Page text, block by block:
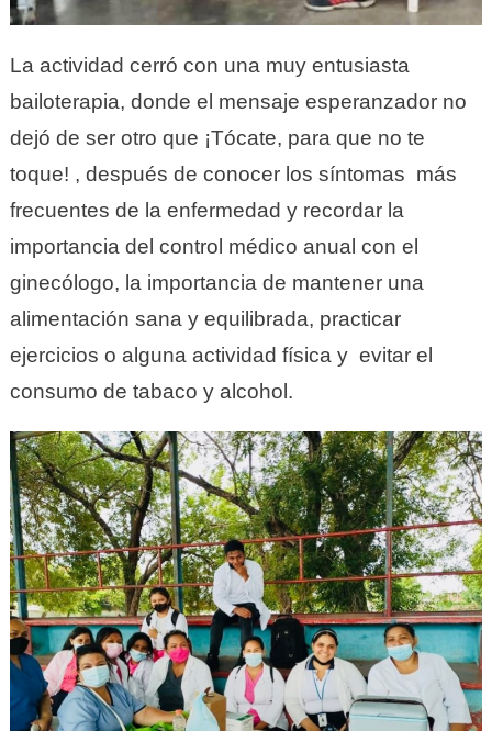
La actividad cerró con una muy entusiasta
bailoterapia, donde el mensaje esperanzador no
dejó de ser otro que ¡Tócate, para que no te
toque! , después de conocer los síntomas más
frecuentes de la enfermedad y recordar la
importancia del control médico anual con el
ginecólogo, la importancia de mantener una
alimentación sana y equilibrada, practicar
ejercicios o alguna actividad física y evitar el
consumo de tabaco y alcohol.